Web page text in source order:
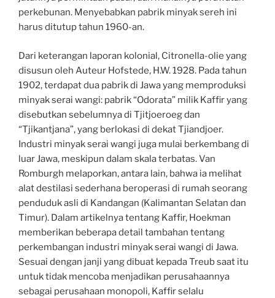
perkebunan. Menyebabkan pabrik minyak sereh ini
harus ditutup tahun 1960-an.
Dari keterangan laporan kolonial, Citronella-olie yang
disusun oleh Auteur Hofstede, H.W. 1928. Pada tahun
1902, terdapat dua pabrik di Jawa yang memproduksi
minyak serai wangi: pabrik “Odorata” milik Kaffir yang
disebutkan sebelumnya di Tjitjoeroeg dan
“Tjikantjana”, yang berlokasi di dekat Tjiandjoer.
Industri minyak serai wangi juga mulai berkembang di
luar Jawa, meskipun dalam skala terbatas. Van
Romburgh melaporkan, antara lain, bahwa ia melihat
alat destilasi sederhana beroperasi di rumah seorang
penduduk asli di Kandangan (Kalimantan Selatan dan
Timur). Dalam artikelnya tentang Kaffir, Hoekman
memberikan beberapa detail tambahan tentang
perkembangan industri minyak serai wangi di Jawa.
Sesuai dengan janji yang dibuat kepada Treub saat itu
untuk tidak mencoba menjadikan perusahaannya
sebagai perusahaan monopoli, Kaffir selalu